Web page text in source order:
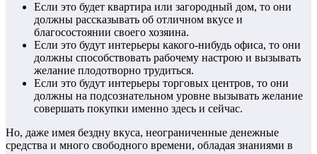
Если это будет квартира или загородный дом, то они
должны рассказывать об отличном вкусе и
благосостоянии своего хозяина.
Если это будут интерьеры какого-нибудь офиса, то они
должны способствовать рабочему настрою и вызывать
желание плодотворно трудиться.
Если это будут интерьеры торговых центров, то они
должны на подсознательном уровне вызывать желание
совершать покупки именно здесь и сейчас.
Но, даже имея бездну вкуса, неограниченные денежные
средства и много свободного времени, обладая знаниями в